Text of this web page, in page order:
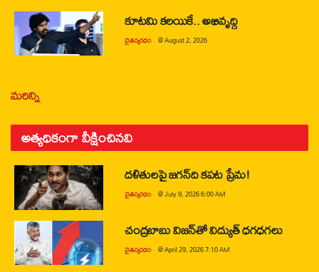
కూటమి కలయికే.. అభివృద్ధి
చైతన్యరధం @August 2, 2026
మరిన్ని
అత్యధికంగా వీక్షించినవి
దళితులపై జగన్‌ది కపట ప్రేమ!
చైతన్యరధం @July 9, 2026 6:00 AM
చంద్రబాబు విజన్‌తో విద్యుత్ ధగధగలు
చైతన్యరధం @April 29, 2026 7:10 AM